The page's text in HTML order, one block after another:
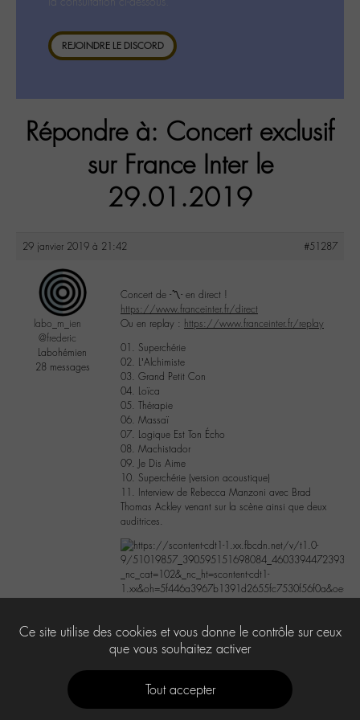
REJOINDRE LE DISCORD
Répondre à: Concert exclusif
sur France Inter le
29.01.2019
29 janvier 2019 à 21:42 #51287
labo_m_ien
@frederic
Labohémien
28 messages
Concert de -〽️- en direct !
https://www.franceinter.fr/direct
Ou en replay : https://www.franceinter.fr/replay
01. Superchérie
02. L’Alchimiste
03. Grand Petit Con
04. Loïca
05. Thérapie
06. Massaï
07. Logique Est Ton Écho
08. Machistador
09. Je Dis Aime
10. Superchérie (version acoustique)
11. Interview de Rebecca Manzoni avec Brad
Thomas Ackley venant sur la scène ainsi que deux
auditrices.
Ce site utilise des cookies et vous donne le contrôle sur ceux
que vous souhaitez activer
Tout accepter